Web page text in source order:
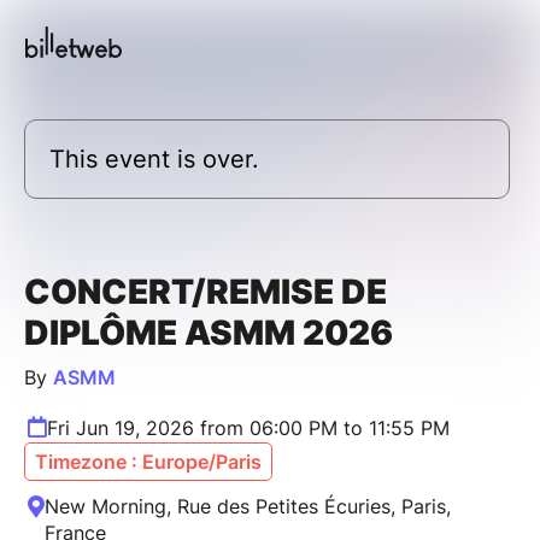
This event is over.
CONCERT/REMISE DE
DIPLÔME ASMM 2026
By ASMM
Fri Jun 19, 2026 from 06:00 PM to 11:55 PM
Timezone : Europe/Paris
New Morning, Rue des Petites Écuries, Paris,
France